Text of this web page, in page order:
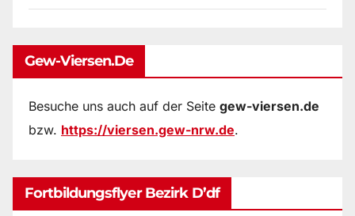
Gew-Viersen.de
Besuche uns auch auf der Seite gew-viersen.de
bzw. https://viersen.gew-nrw.de.
Fortbildungsflyer Bezirk D’df